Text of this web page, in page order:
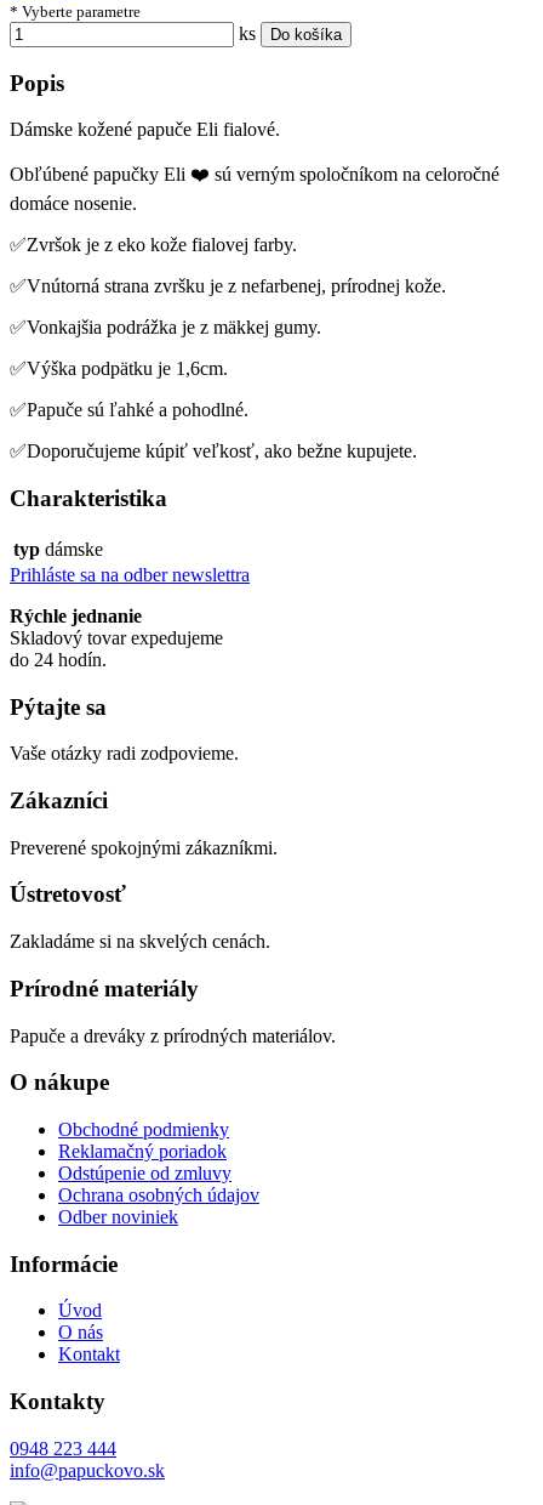
* Vyberte parametre
ks Do košíka
Popis
Dámske kožené papuče Eli fialové.
Obľúbené papučky Eli ❤️ sú verným spoločníkom na celoročné
domáce nosenie.
✅Zvršok je z eko kože fialovej farby.
✅Vnútorná strana zvršku je z nefarbenej, prírodnej kože.
✅Vonkajšia podrážka je z mäkkej gumy.
✅Výška podpätku je 1,6cm.
✅Papuče sú ľahké a pohodlné.
✅Doporučujeme kúpiť veľkosť, ako bežne kupujete.
Charakteristika
typ dámske
Prihláste sa na odber newslettra
Rýchle jednanie
Skladový tovar expedujeme
do 24 hodín.
Pýtajte sa
Vaše otázky radi zodpovieme.
Zákazníci
Preverené spokojnými zákazníkmi.
Ústretovosť
Zakladáme si na skvelých cenách.
Prírodné materiály
Papuče a dreváky z prírodných materiálov.
O nákupe
Obchodné podmienky
Reklamačný poriadok
Odstúpenie od zmluvy
Ochrana osobných údajov
Odber noviniek
Informácie
Úvod
O nás
Kontakt
Kontakty
0948 223 444
info@papuckovo.sk